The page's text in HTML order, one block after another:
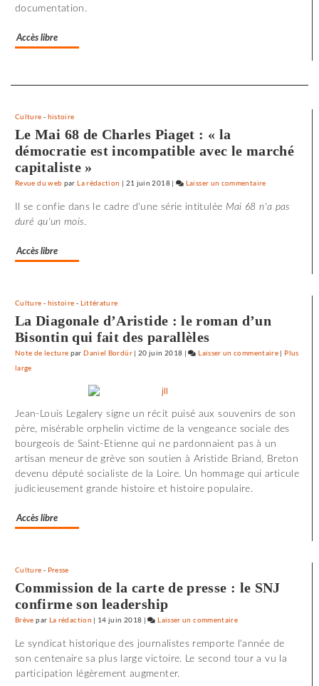
documentation.
Accès libre
Separateur
Culture - histoire
Le Mai 68 de Charles Piaget : « la
démocratie est incompatible avec le marché
capitaliste »
Revue du web parLa rédaction | 21 juin 2018| Laisser un commentaire
minutes
Il se confie dans le cadre d'une série intitulée Mai 68 n'a pas
duré qu'un mois.
Accès libre
Culture - histoire - Littérature
La Diagonale d’Aristide : le roman d’un
Bisontin qui fait des parallèles
Note de lecture parDaniel Bordür| 20 juin 2018 | Laisser un commentaire on
à
«
»
| Plus
large
Jean-Louis Legalery signe un récit puisé aux souvenirs de son
père, misérable orphelin victime de la vengeance sociale des
bourgeois de Saint-Etienne qui ne pardonnaient pas à un
artisan meneur de grève son soutien à Aristide Briand, Breton
devenu député socialiste de la Loire. Un hommage qui articule
judicieusement grande histoire et histoire populaire.
Accès libre
Culture - Presse
Commission de la carte de presse : le SNJ
confirme son leadership
Brève par La rédaction | 14 juin 2018 | Laisser un commentaire
Le syndicat historique des journalistes remporte l'année de
son centenaire sa plus large victoire. Le second tour a vu la
participation légèrement augmenter.